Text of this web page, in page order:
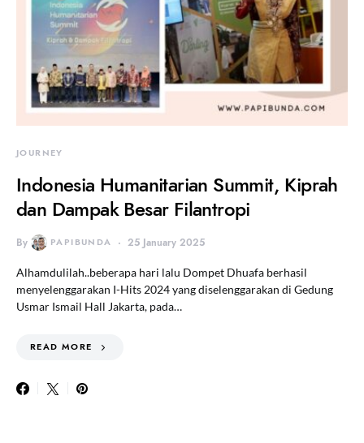
JOURNEY
Indonesia Humanitarian Summit, Kiprah
dan Dampak Besar Filantropi
By PAPIBUNDA 25 January 2025
Alhamdulilah..beberapa hari lalu Dompet Dhuafa berhasil
menyelenggarakan I-Hits 2024 yang diselenggarakan di Gedung
Usmar Ismail Hall Jakarta, pada…
READ MORE